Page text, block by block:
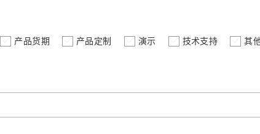
产品货期 产品定制 演示 技术支持 其